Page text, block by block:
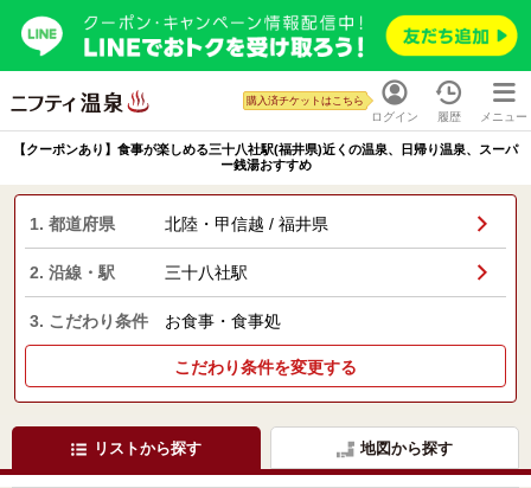
ログイン
購入済チケットはこちら
履歴 メニュー
【クーポンあり】食事が楽しめる三十八社駅(福井県)近くの温泉、日帰り温泉、スーパ
ー銭湯おすすめ
1. 都道府県 北陸・甲信越 / 福井県
2. 沿線・駅 三十八社駅
3. こだわり条件 お食事・食事処
こだわり条件を変更する
リストから探す 地図から探す